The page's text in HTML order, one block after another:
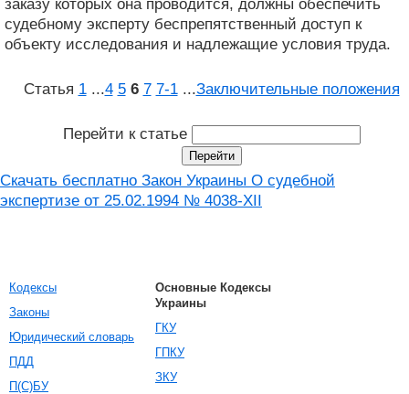
заказу которых она проводится, должны обеспечить
судебному эксперту беспрепятственный доступ к
объекту исследования и надлежащие условия труда.
Статья 1 ...4 5 6 7 7‑1 ...Заключительные положения
Перейти к статье
Скачать бесплатно Закон Украины О судебной
экспертизе от 25.02.1994 № 4038-XII
Кодексы
Законы
Юридический словарь
ПДД
П(С)БУ
Основные Кодексы
Украины
ГКУ
ГПКУ
ЗКУ